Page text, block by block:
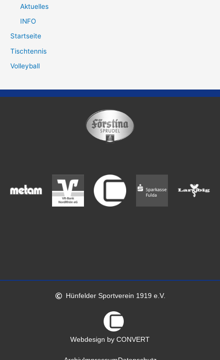
Aktuelles
INFO
Startseite
Tischtennis
Volleyball
Hünfelder Sportverein 1919 e.V.
Webdesign by CONVERT